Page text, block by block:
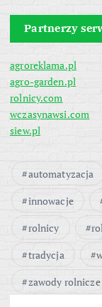
Partnerzy
agroreklama.pl
agro-garden.pl
rolnicy.com
wczasynawsi.com
siew.pl
automatyzacja
innowacje
rolnicy
tradycja
zawody rolnicze